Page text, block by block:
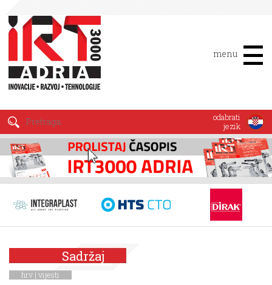
menu
odabrati
jezik
Sadržaj
hrv | vijesti